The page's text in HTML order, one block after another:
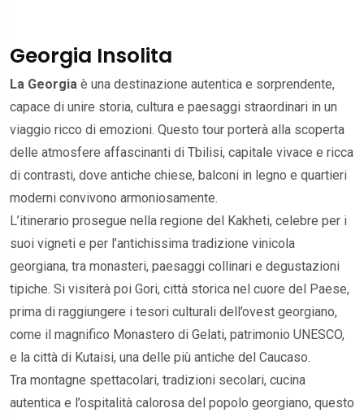
Georgia Insolita
La Georgiaè una destinazione autentica e sorprendente,
capace di unire storia, cultura e paesaggi straordinari in un
viaggio ricco di emozioni. Questo tour porterà alla scoperta
delle atmosfere affascinanti di Tbilisi, capitale vivace e ricca
di contrasti, dove antiche chiese, balconi in legno e quartieri
moderni convivono armoniosamente.
L’itinerario prosegue nella regione del Kakheti, celebre per i
suoi vigneti e per l’antichissima tradizione vinicola
georgiana, tra monasteri, paesaggi collinari e degustazioni
tipiche. Si visiterà poi Gori, città storica nel cuore del Paese,
prima di raggiungere i tesori culturali dell’ovest georgiano,
come il magnifico Monastero di Gelati, patrimonio UNESCO,
e la città di Kutaisi, una delle più antiche del Caucaso.
Tra montagne spettacolari, tradizioni secolari, cucina
autentica e l’ospitalità calorosa del popolo georgiano, questo